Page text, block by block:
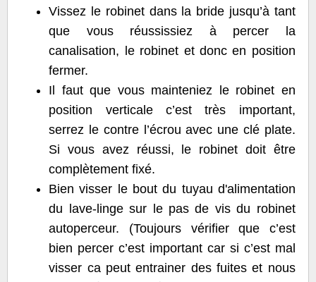
Vissez le robinet dans la bride jusqu’à tant
que vous réussissiez à percer la
canalisation, le robinet et donc en position
fermer.
Il faut que vous mainteniez le robinet en
position verticale c’est très important,
serrez le contre l’écrou avec une clé plate.
Si vous avez réussi, le robinet doit être
complètement fixé.
Bien visser le bout du tuyau d'alimentation
du lave-linge sur le pas de vis du robinet
autoperceur. (Toujours vérifier que c’est
bien percer c’est important car si c’est mal
visser ca peut entrainer des fuites et nous